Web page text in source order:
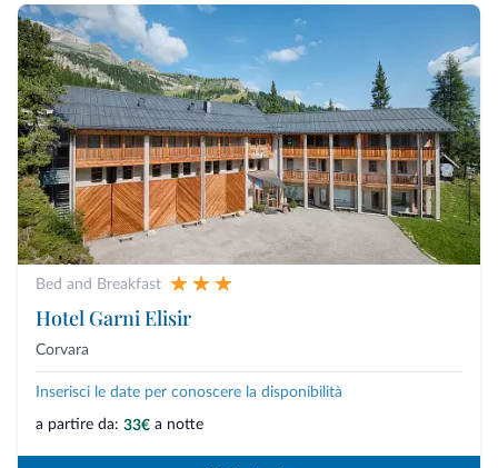
Bed and Breakfast
Hotel Garni Elisir
Corvara
Inserisci le date per conoscere la disponibilità
a partire da: 33€ a notte